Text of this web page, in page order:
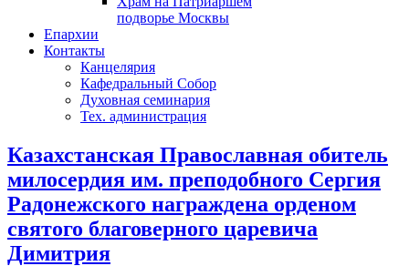
подворье Москвы
Епархии
Контакты
Канцелярия
Кафедральный Собор
Духовная семинария
Тех. администрация
Казахстанская Православная обитель
милосердия им. преподобного Сергия
Радонежского награждена орденом
святого благоверного царевича
Димитрия